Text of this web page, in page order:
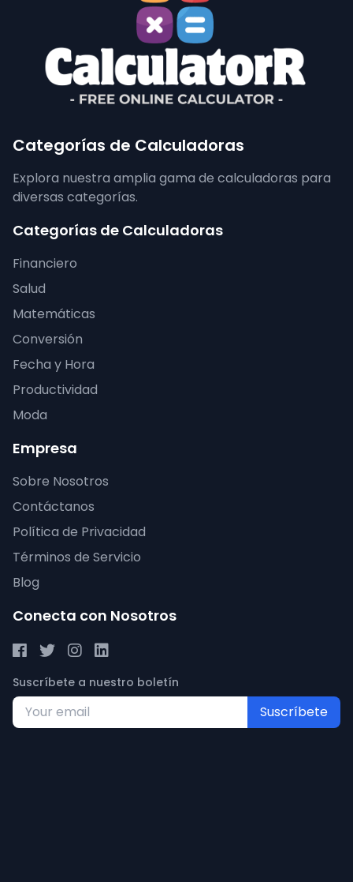
Categorías de Calculadoras
Explora nuestra amplia gama de calculadoras para
diversas categorías.
Categorías de Calculadoras
Financiero
Salud
Matemáticas
Conversión
Fecha y Hora
Productividad
Moda
Empresa
Sobre Nosotros
Contáctanos
Política de Privacidad
Términos de Servicio
Blog
Conecta con Nosotros
Suscríbete a nuestro boletín
Suscríbete